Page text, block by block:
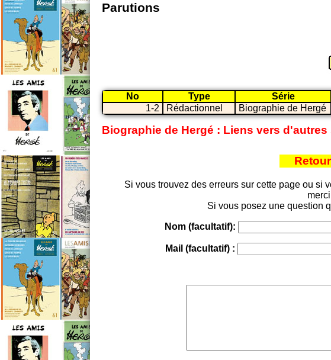
Parutions
No Type Série
1-2
Rédactionnel Biographie de Hergé
Biographie de Hergé : Liens vers
Si vous trouvez des erreurs sur cette page ou si
Si vous posez une question
Nom (facultatif):
Mail (facultatif) :